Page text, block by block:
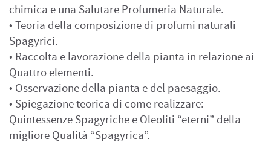
chimica e una Salutare Profumeria Naturale.
• Teoria della composizione di profumi naturali
Spagyrici.
• Raccolta e lavorazione della pianta in relazione ai
Quattro elementi.
• Osservazione della pianta e del paesaggio.
• Spiegazione teorica di come realizzare:
Quintessenze Spagyriche e Oleoliti “eterni” della
migliore Qualità “Spagyrica”.